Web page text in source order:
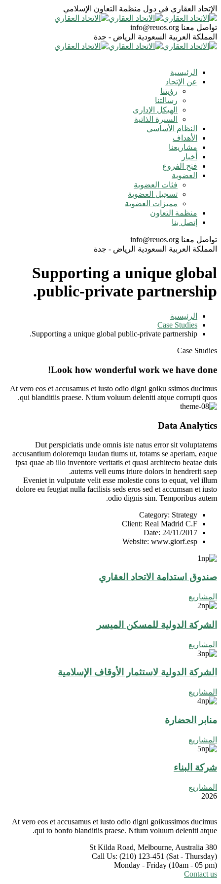
الإتحاد العقاري في دول منظمة التعاون الإسلامي
تواصل معنا info@reuos.org
المملكة العربية السعودية الرياض - جدة
الرئيسية
عن الإتحاد
رؤيتنا
رسالتنا
الهيكل الإدارى
السيرة الذاتية
النظام الأساسي
الأهداف
مشاريعنا
أخبار
فتح الفروع
العضوية
فئات العضوية
تسجيل العضوية
مميزات العضوية
منظمة التعاون
إتصل بنا
تواصل معنا info@reuos.org
المملكة العربية السعودية الرياض - جدة
Supporting a unique global
public-private partnership.
الرئيسية
Case Studies
Supporting a unique global public-private partnership.
Case Studies
Look how wonderful work we have done!
At vero eos et accusamus et iusto odio digni goiku ssimos ducimus
qui blanditiis praese. Ntium voluum deleniti atque corrupti quos.
Data Analytics
Dut perspiciatis unde omnis iste natus error sit voluptatems
accusantium doloremqu laudan tiums ut, totams se aperiam, eaque
ipsa quae ab illo inventore veritatis et quasi architecto beatae duis
autems vell eums iriure dolors in hendrerit saep.
Eveniet in vulputate velit esse molestie cons to equat, vel illum
dolore eu feugiat nulla facilisis seds eros sed et accumsan et iusto
odio dignis sim. Temporibus autem.
Category: Strategy
Client: Real Madrid C.F
Date: 24/11/2017
Website: www.giorf.esp
صندوق استدامة الاتحاد العقاري
المشاريع
الشركة الدولية للمسكن الميسر
المشاريع
الشركة الدولية لاستثمار الأوقاف الإسلامية
المشاريع
منابر الحضارة
المشاريع
شركة البناء
المشاريع
2026
At vero eos et accusamus et iusto odio digni goikussimos ducimus
qui to bonfo blanditiis praese. Ntium voluum deleniti atque.
380 St Kilda Road,
Melbourne, Australia
Call Us: (210) 123-451 (Sat - Thursday)
Monday - Friday (10am - 05 pm)
Contact us